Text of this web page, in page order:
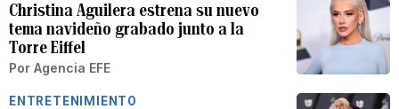
Christina Aguilera estrena su nuevo
tema navideño grabado junto a la
Torre Eiffel
Por Agencia EFE
ENTRETENIMIENTO